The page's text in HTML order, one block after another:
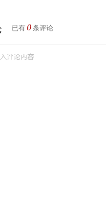
已有 0 条评论